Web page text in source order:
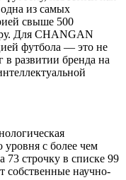
из самых
свыше 500
Для CHANGAN
футбола — это не
развитии бренда на
с более чем
73 строчку в списке 99
собственные научно-